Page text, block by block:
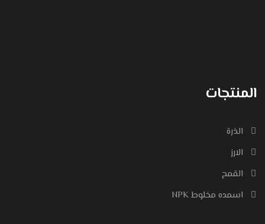
المنتجات
الذرة
الارز
القمح
اسمده مخلوط NPK